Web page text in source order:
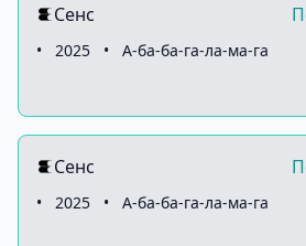
Сенс
• 2025 • А-ба-ба-га-ла-ма-га
Сенс
• 2025 • А-ба-ба-га-ла-ма-га